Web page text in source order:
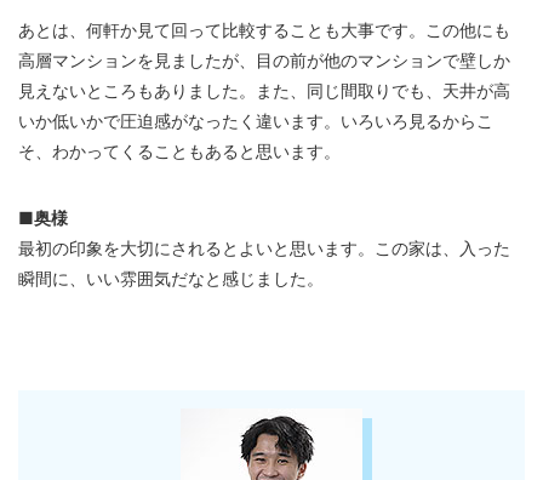
あとは、何軒か見て回って比較することも大事です。この他にも
高層マンションを見ましたが、目の前が他のマンションで壁しか
見えないところもありました。また、同じ間取りでも、天井が高
いか低いかで圧迫感がなったく違います。いろいろ見るからこ
そ、わかってくることもあると思います。
■奥様
最初の印象を大切にされるとよいと思います。この家は、入った
瞬間に、いい雰囲気だなと感じました。